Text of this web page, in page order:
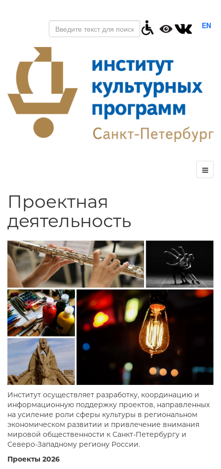
EN
Проектная
деятельность
Институт осуществляет разработку, координацию и
информационную поддержку проектов, направленных
на усиление роли сферы культуры в региональном
экономическом развитии и привлечение внимания
мировой общественности к Санкт-Петербургу и
Северо-Западному региону России.
Проекты 2026